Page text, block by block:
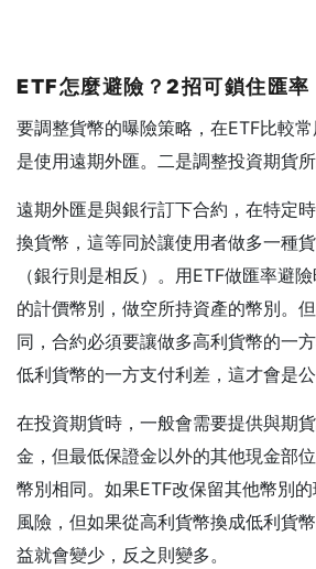
ETF怎麼避險？2招可鎖住匯率
要調整貨幣的曝險策略，在ETF比較
是使用遠期外匯。二是調整投資期貨所
遠期外匯是與銀行訂下合約，在特定
換貨幣，這等同於讓使用者做多一種
（銀行則是相反）。用ETF做匯率避
的計價幣別，做空所持資產的幣別。
同，合約必須要讓做多高利貨幣的一
低利貨幣的一方支付利差，這才會是公
在投資期貨時，一般會需要提供與期
金，但最低保證金以外的其他現金部
幣別相同。如果ETF改保留其他幣別
風險，但如果從高利貨幣換成低利貨
益就會變少，反之則變多。